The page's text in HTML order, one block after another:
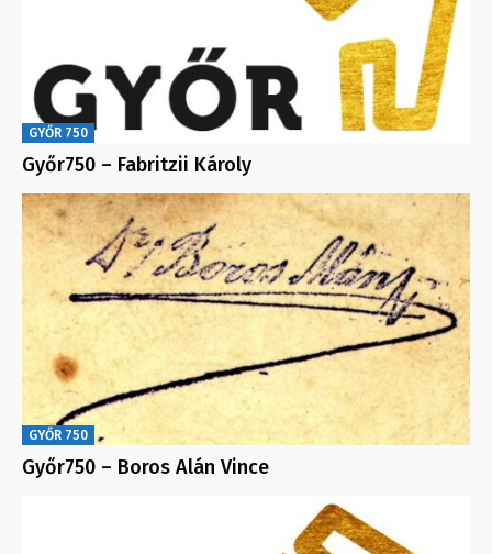
GYŐR 750
Győr750 – Fabritzii Károly
GYŐR 750
Győr750 – Boros Alán Vince